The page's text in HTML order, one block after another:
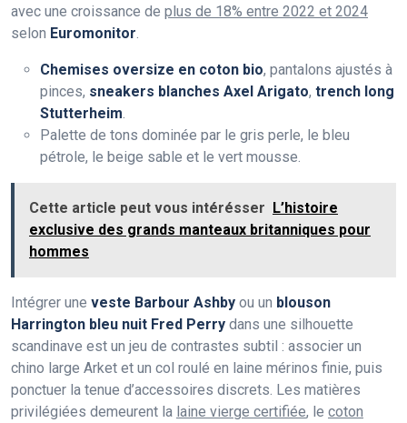
avec une croissance de plus de 18% entre 2022 et 2024
selon Euromonitor.
Chemises oversize en coton bio, pantalons ajustés à
pinces, sneakers blanches Axel Arigato, trench long
Stutterheim.
Palette de tons dominée par le gris perle, le bleu
pétrole, le beige sable et le vert mousse.
Cette article peut vous intérésser
L’histoire
exclusive des grands manteaux britanniques pour
hommes
Intégrer une veste Barbour Ashby ou un blouson
Harrington bleu nuit Fred Perry dans une silhouette
scandinave est un jeu de contrastes subtil : associer un
chino large Arket et un col roulé en laine mérinos finie, puis
ponctuer la tenue d’accessoires discrets. Les matières
privilégiées demeurent la laine vierge certifiée, le coton